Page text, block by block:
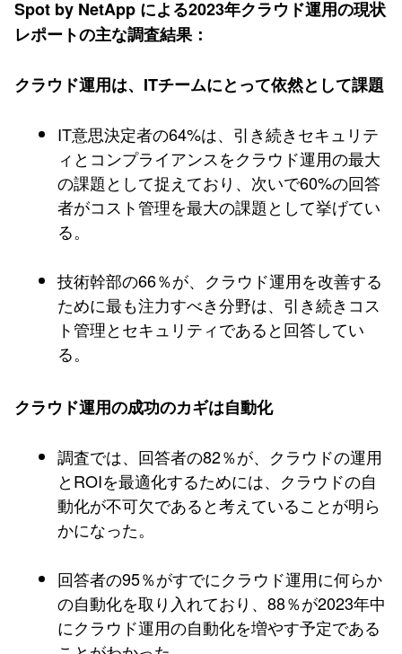
Spot by NetApp による2023年クラウド運用の現状
レポートの主な調査結果：
クラウド運用は、ITチームにとって依然として課題
IT意思決定者の64%は、引き続きセキュリテ
ィとコンプライアンスをクラウド運用の最大
の課題として捉えており、次いで60%の回答
者がコスト管理を最大の課題として挙げてい
る。
技術幹部の66％が、クラウド運用を改善する
ために最も注力すべき分野は、引き続きコス
ト管理とセキュリティであると回答してい
る。
クラウド運用の成功のカギは自動化
調査では、回答者の82％が、クラウドの運用
とROIを最適化するためには、クラウドの自
動化が不可欠であると考えていることが明ら
かになった。
回答者の95％がすでにクラウド運用に何らか
の自動化を取り入れており、88％が2023年中
にクラウド運用の自動化を増やす予定である